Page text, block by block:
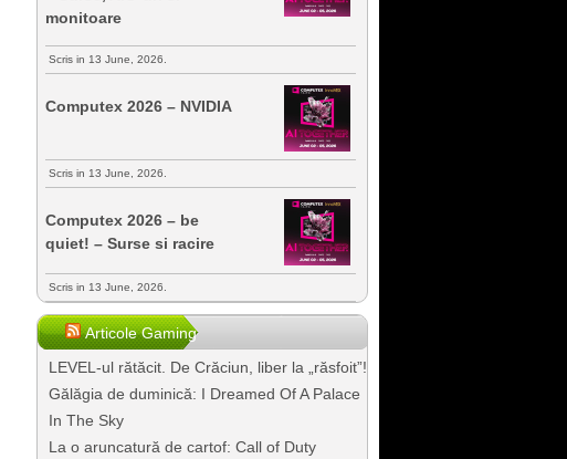
monitoare
Scris in 13 June, 2026.
Computex 2026 – NVIDIA
Scris in 13 June, 2026.
Computex 2026 – be
quiet! – Surse si racire
Scris in 13 June, 2026.
Articole Gaming
LEVEL-ul rătăcit. De Crăciun, liber la „răsfoit”!
Gălăgia de duminică: I Dreamed Of A Palace
In The Sky
La o aruncatură de cartof: Call of Duty